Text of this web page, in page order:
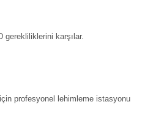
gerekliliklerini karşılar.
profesyonel lehimleme istasyonu